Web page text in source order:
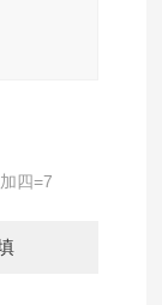
四=7